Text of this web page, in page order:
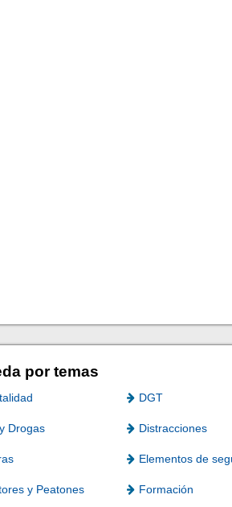
por temas
DGT
Drogas Distracciones
Elementos de
y Peatones Formación